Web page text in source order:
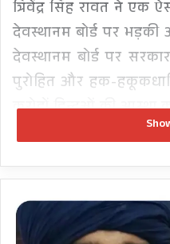
त्रिवेंद्र सिंह रावत ने एक
देवस्थानम बोर्ड पर
देवस्थानम बोर्ड पर
पुरोहित और हक-
करोड़ों हिन्दुओं की आस्था
दरअसल पूर्व मुख्यमंत्री
एक क्रांतिकारी और
है कि बोर्ड का विरोध
BIG
BREAKING
NEWS